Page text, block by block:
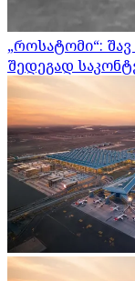
„როსატომი“:
შედეგად